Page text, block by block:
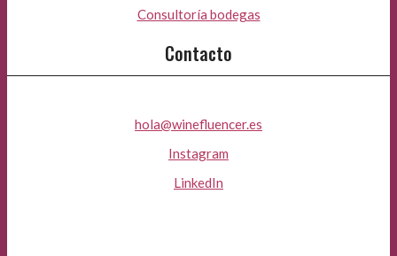
Consultoría bodegas
Contacto
hola@winefluencer.es
Instagram
LinkedIn